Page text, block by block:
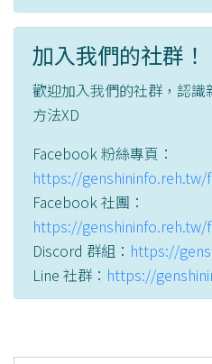
加入我們的社群！
歡迎加入我們的社群，認
方法XD
Facebook 粉絲專頁：
https://genshininfo.reh.tw/
Facebook 社團：
https://
Discord 群組： https://
Line 社群： https://